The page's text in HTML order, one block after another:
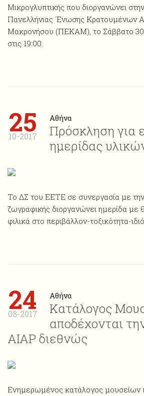
Μικρογλυπτικής που διοργανώνει
Πανελλήνιας ΄Ενωσης Κρατουμένων
Μακρονήσου (ΠΕΚΑΜ), το Σάββατο 30
στις 19:00.
25
10-2017
Αθήνα
Πρόσκληση για
ημερίδας
Το ΔΣ του ΕΕΤΕ σε συνεργασία με
ζωγραφικής διοργανώνει ημερίδα με
φιλικά στο περιβάλλον-τοξικότητα-
24
08-2017
Αθήνα
Κατάλογος
αποδέχονται
ΑΙΑP διεθνώς
Ενημερωμένος κατάλογος μουσείων